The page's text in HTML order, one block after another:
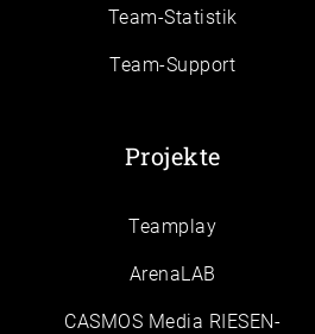
Team-Statistik
Team-Support
Projekte
Teamplay
ArenaLAB
CASMOS Media RIESEN-